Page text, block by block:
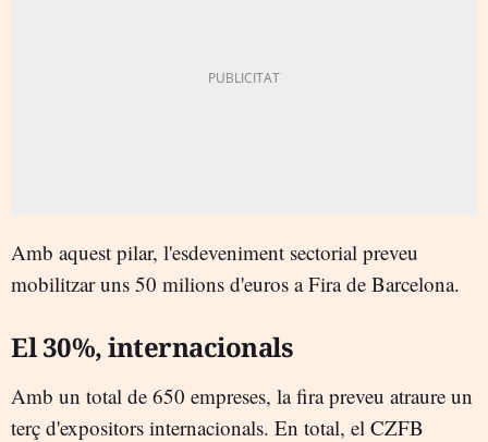
Amb aquest pilar, l'esdeveniment sectorial preveu
mobilitzar uns 50 milions d'euros a Fira de Barcelona.
El 30%, internacionals
Amb un total de 650 empreses, la fira preveu atraure un
terç d'expositors internacionals. En total, el CZFB